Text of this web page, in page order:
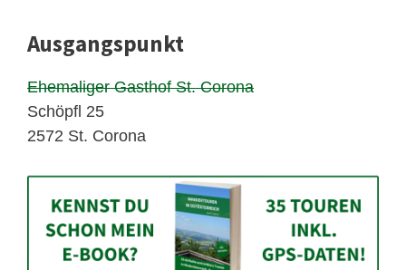
Ausgangspunkt
Ehemaliger Gasthof St. Corona
Schöpfl 25
2572 St. Corona